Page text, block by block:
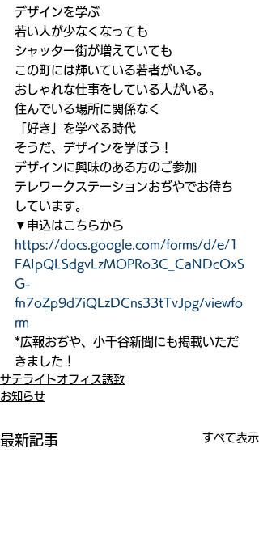
デザインを学ぶ
若い人が少なくなっても
シャッター街が増えていても
この町には輝いている若者がいる。
おしゃれな仕事をしている人がいる。
住んでいる場所に関係なく
「好き」を学べる時代
そうだ、デザインを学ぼう！
デザインに興味のある方のご参加
テレワークステーションおぢやでお待ち
しています。
▼申込はこちらから
https://docs.google.com/forms/d/e/1
FAIpQLSdgvLzMOPRo3C_CaNDcOxS
G-
fn7oZp9d7iQLzDCns33tTvJpg/viewfo
rm
*広報おぢや、小千谷新聞にも掲載いただ
きました！
サテライトオフィス誘致
お知らせ
最新記事 すべて表示